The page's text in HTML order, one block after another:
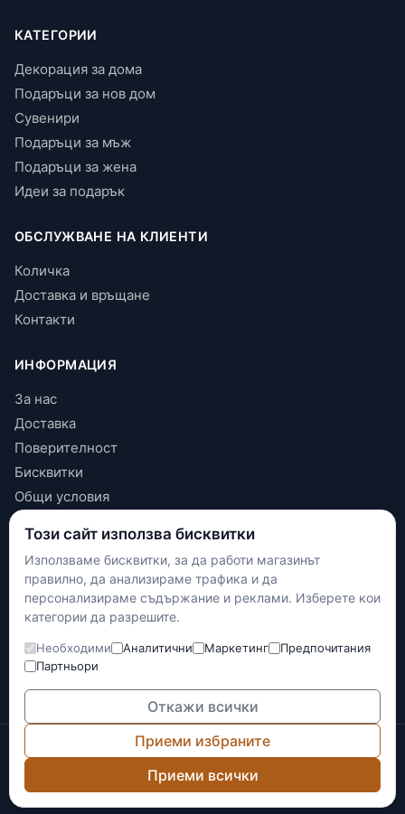
КАТЕГОРИИ
Декорация за дома
Подаръци за нов дом
Сувенири
Подаръци за мъж
Подаръци за жена
Идеи за подарък
ОБСЛУЖВАНЕ НА КЛИЕНТИ
Количка
Доставка и връщане
Контакти
ИНФОРМАЦИЯ
За нас
Доставка
Поверителност
Бисквитки
Общи условия
КОНТАКТИ
+(359) 898 719431
contact.maxshop.bg@gmail.com
улица Панайот Волов 42, Шумен
Наложен платеж
Банков превод
Доставка с Еконт
© 2026 Max-Shop.bg. Всички права запазени.
Онлайн магазинът е изготвен и се поддържа от
Technology.
Този сайт използва бисквитки
Използваме бисквитки, за да работи магазинът
правилно, да анализираме трафика и да
персонализираме съдържание и реклами. Изберете кои
категории да разрешите.
Необходими Аналитични Маркетинг
Предпочитания
Партньори
Откажи всички
Приеми избраните
Приеми всички